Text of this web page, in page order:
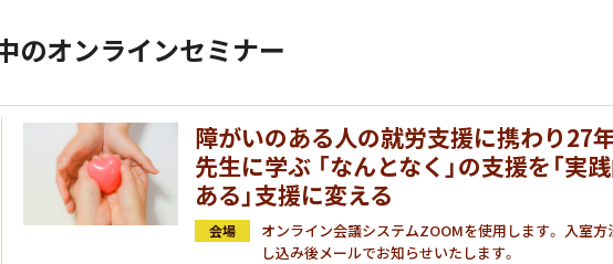
のオンラインセミナー
障がいのある人の就労支援に携わり27
先生に学ぶ 「なんとなく」の支援を「実
ある」支援に変える
会場
オンライン会議システムZOOMを使用します。 入室方
し込み後メールでお知らせいたします。